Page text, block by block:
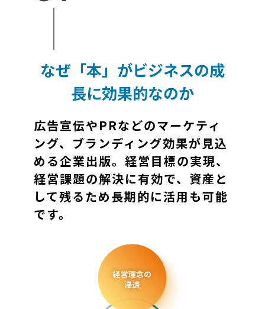
なぜ「本」がビジネスの成
長に効果的なのか
広告宣伝やPRなどのマーケティ
ング、ブランディング効果が見込
める企業出版。経営目標の実現、
経営課題の解決に有効で、資産と
して残るため長期的に活用も可能
です。